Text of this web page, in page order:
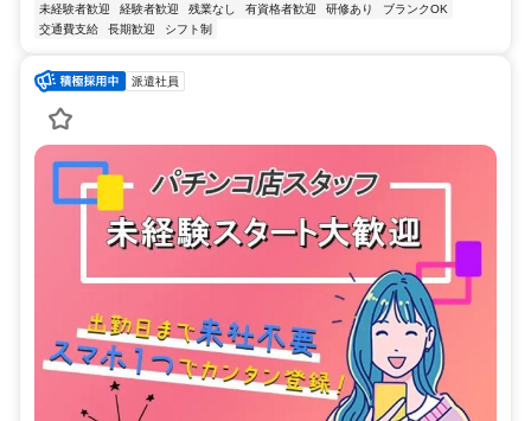
未経験者歓迎
経験者歓迎 残業なし 有資格者歓迎 研修あり
ブランクOK
交通費支給
長期歓迎 シフト制
派遣社員